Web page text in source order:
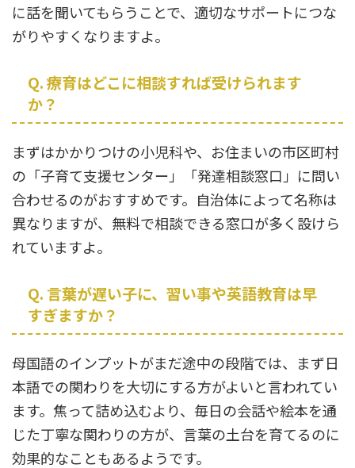
に話を聞いてもらうことで、適切なサポートにつな
がりやすくなりますよ。
Q. 療育はどこに相談すれば受けられます
か？
まずはかかりつけの小児科や、お住まいの市区町村
の「子育て支援センター」「発達相談窓口」に問い
合わせるのがおすすめです。自治体によって名称は
異なりますが、無料で相談できる窓口が多く設けら
れていますよ。
Q. 言葉が遅い子に、習い事や英語教育は早
すぎますか？
母国語のインプットがまだ途中の段階では、まず日
本語での関わりを大切にする方がよいと言われてい
ます。焦って詰め込むより、毎日の会話や絵本を通
じた丁寧な関わりの方が、言葉の土台を育てるのに
効果的なこともあるようです。